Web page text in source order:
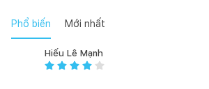
Phổ biến Mới nhất
Hiếu Lê Mạnh